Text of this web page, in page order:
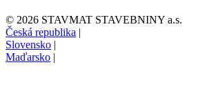
© 2026 STAVMAT STAVEBNINY a.s.
Česká republika |
Slovensko |
Maďarsko |